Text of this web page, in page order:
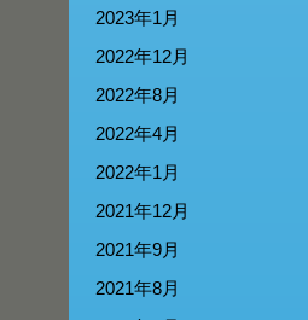
2023年1月
2022年12月
2022年8月
2022年4月
2022年1月
2021年12月
2021年9月
2021年8月